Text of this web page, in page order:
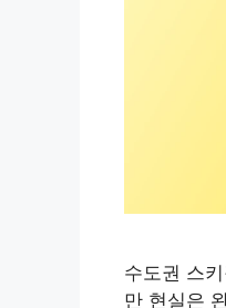
수도권 스
만 현실은